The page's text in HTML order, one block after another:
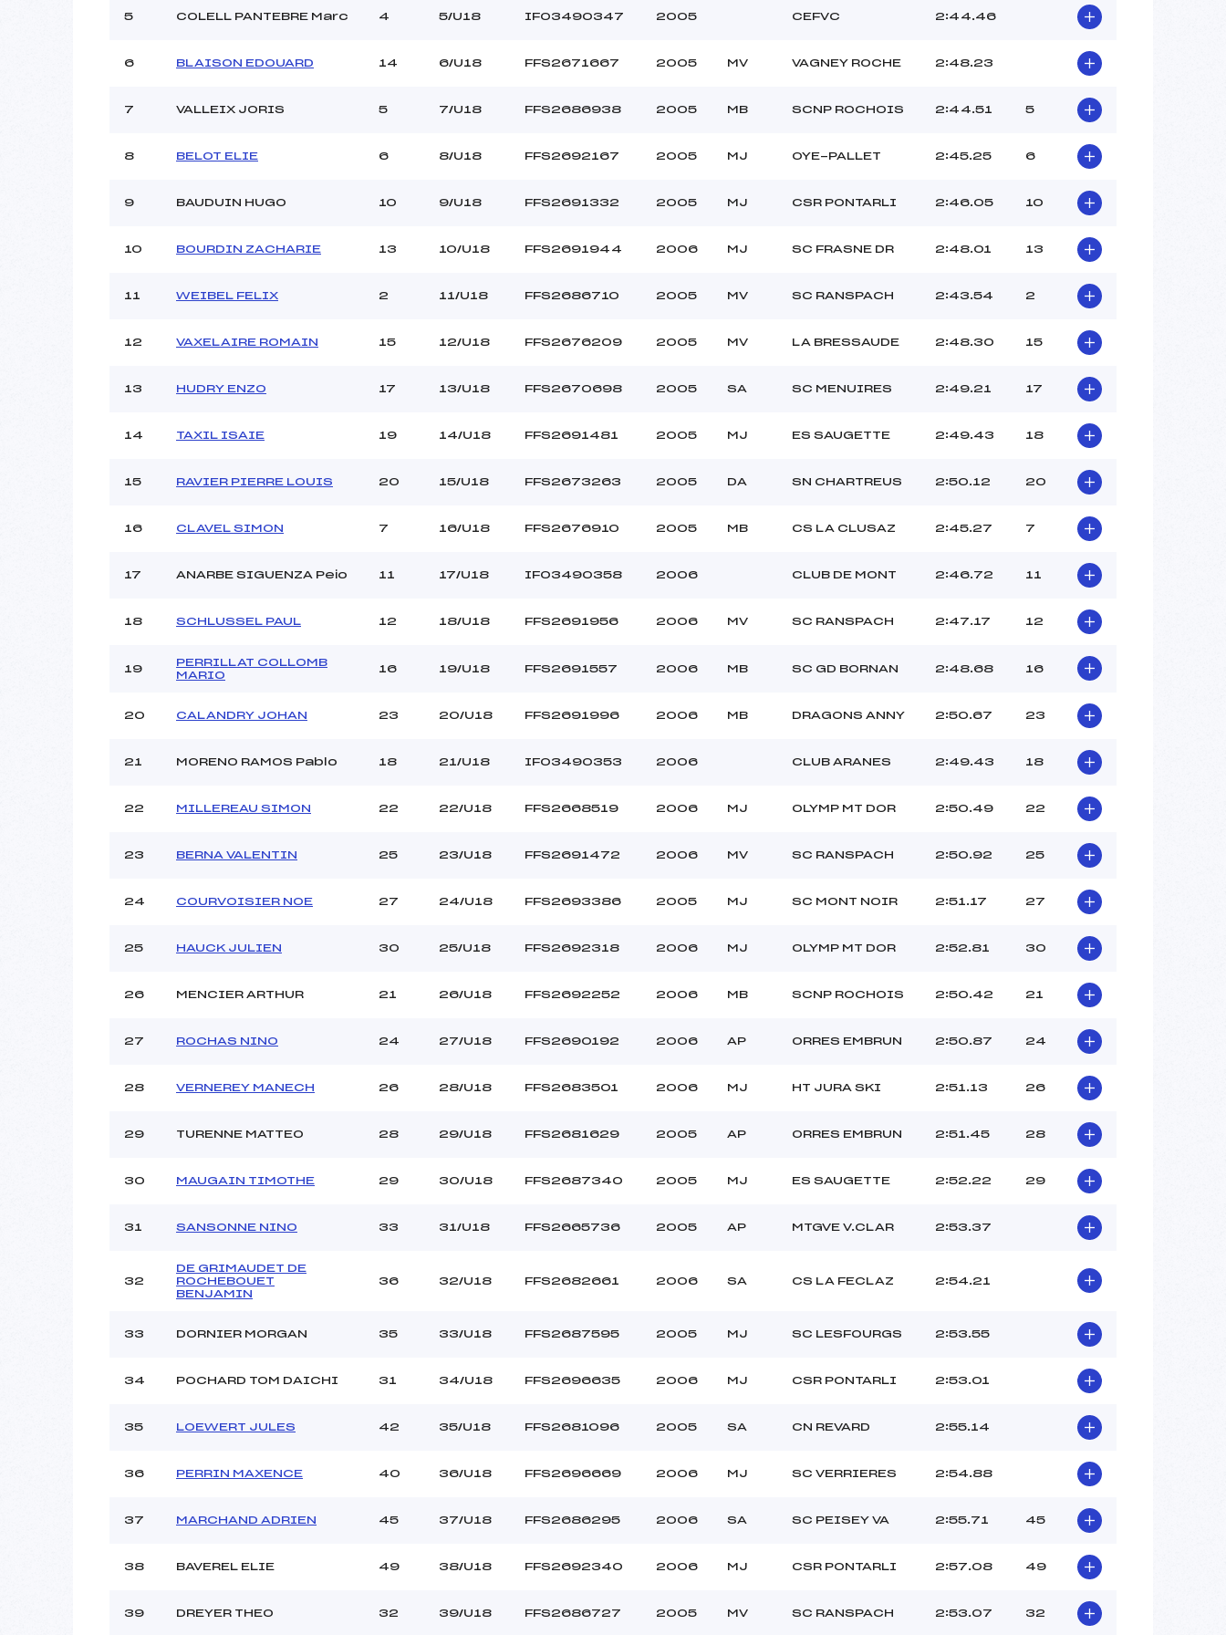
5 COLELL PANTEBRE Marc 4 5/U18 IFO3490347 2005 CEFVC 2:44.46
6 BLAISON EDOUARD 14 6/U18 FFS2671667 2005 MV VAGNEY ROCHE 2:48.23
7 VALLEIX JORIS 5 7/U18 FFS2686938 2005 MB SCNP ROCHOIS 2:44.51 5
8 BELOT ELIE 6 8/U18 FFS2692167 2005 MJ OYE-PALLET 2:45.25 6
9 BAUDUIN HUGO 10 9/U18 FFS2691332 2005 MJ CSR PONTARLI 2:46.05 10
10 BOURDIN ZACHARIE 13 10/U18 FFS2691944 2006 MJ SC FRASNE DR 2:48.01 13
11 WEIBEL FELIX 2 11/U18 FFS2686710 2005 MV SC RANSPACH 2:43.54 2
12 VAXELAIRE ROMAIN 15 12/U18 FFS2676209 2005 MV LA BRESSAUDE 2:48.30 15
13 HUDRY ENZO 17 13/U18 FFS2670698 2005 SA SC MENUIRES 2:49.21 17
14 TAXIL ISAIE 19 14/U18 FFS2691481 2005 MJ ES SAUGETTE 2:49.43 18
15 RAVIER PIERRE LOUIS 20 15/U18 FFS2673263 2005 DA SN CHARTREUS 2:50.12 20
16 CLAVEL SIMON 7 16/U18 FFS2676910 2005 MB CS LA CLUSAZ 2:45.27 7
17 ANARBE SIGUENZA Peio 11 17/U18 IFO3490358 2006 CLUB DE MONT 2:46.72 11
18 SCHLUSSEL PAUL 12 18/U18 FFS2691956 2006 MV SC RANSPACH 2:47.17 12
19
PERRILLAT COLLOMB
MARIO
16 19/U18 FFS2691557 2006 MB SC GD BORNAN 2:48.68 16
20 CALANDRY JOHAN 23 20/U18 FFS2691996 2006 MB DRAGONS ANNY 2:50.67 23
21 MORENO RAMOS Pablo 18 21/U18 IFO3490353 2006 CLUB ARANES 2:49.43 18
22 MILLEREAU SIMON 22 22/U18 FFS2668519 2006 MJ OLYMP MT DOR 2:50.49 22
23 BERNA VALENTIN 25 23/U18 FFS2691472 2006 MV SC RANSPACH 2:50.92 25
24 COURVOISIER NOE 27 24/U18 FFS2693386 2005 MJ SC MONT NOIR 2:51.17 27
25 HAUCK JULIEN 30 25/U18 FFS2692318 2006 MJ OLYMP MT DOR 2:52.81 30
26 MENCIER ARTHUR 21 26/U18 FFS2692252 2006 MB SCNP ROCHOIS 2:50.42 21
27 ROCHAS NINO 24 27/U18 FFS2690192 2006 AP ORRES EMBRUN 2:50.87 24
28 VERNEREY MANECH 26 28/U18 FFS2683501 2006 MJ HT JURA SKI 2:51.13 26
29 TURENNE MATTEO 28 29/U18 FFS2681629 2005 AP ORRES EMBRUN 2:51.45 28
30 MAUGAIN TIMOTHE 29 30/U18 FFS2687340 2005 MJ ES SAUGETTE 2:52.22 29
31 SANSONNE NINO 33 31/U18 FFS2665736 2005 AP MTGVE V.CLAR 2:53.37
32
DE GRIMAUDET DE
ROCHEBOUET
BENJAMIN
36 32/U18 FFS2682661 2006 SA CS LA FECLAZ 2:54.21
33 DORNIER MORGAN 35 33/U18 FFS2687595 2005 MJ SC LESFOURGS 2:53.55
34 POCHARD TOM DAICHI 31 34/U18 FFS2696635 2006 MJ CSR PONTARLI 2:53.01
35 LOEWERT JULES 42 35/U18 FFS2681096 2005 SA CN REVARD 2:55.14
36 PERRIN MAXENCE 40 36/U18 FFS2696669 2006 MJ SC VERRIERES 2:54.88
37 MARCHAND ADRIEN 45 37/U18 FFS2686295 2006 SA SC PEISEY VA 2:55.71 45
38 BAVEREL ELIE 49 38/U18 FFS2692340 2006 MJ CSR PONTARLI 2:57.08 49
39 DREYER THEO 32 39/U18 FFS2686727 2005 MV SC RANSPACH 2:53.07 32